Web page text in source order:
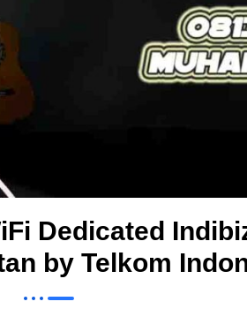
Dedicated
by Telkom